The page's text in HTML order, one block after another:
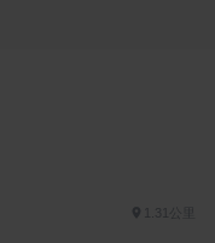
1.31公里